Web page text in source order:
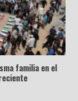
familia en el